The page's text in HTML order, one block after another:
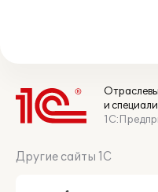
и
Другие сайты 1С